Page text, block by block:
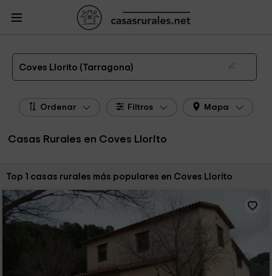
Casas Rurales
Tarragona
Casas Rurales Coves Llorito
Las 1 mejores casas rurales en Coves Llorito de 2026
Coves Llorito (Tarragona)
Ordenar Filtros Mapa
Casas Rurales en Coves Llorito
Ordenar por:
Top 1 casas rurales más populares en Coves Llorito